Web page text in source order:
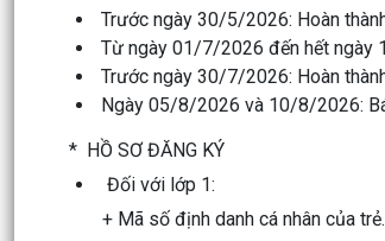
Trước ngày 30/5/2026: Hoàn
Từ ngày 01/7/2026 đến hết ngày
Trước ngày 30/7/2026: Hoàn
Ngày 05/8/2026 và 10/8/2026:
* HỒ SƠ ĐĂNG KÝ
Đối với lớp 1:
+ Mã số định danh cá nhân của trẻ.